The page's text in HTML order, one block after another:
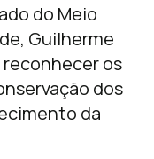
do Meio
Guilherme
reconhecer os
dos
da